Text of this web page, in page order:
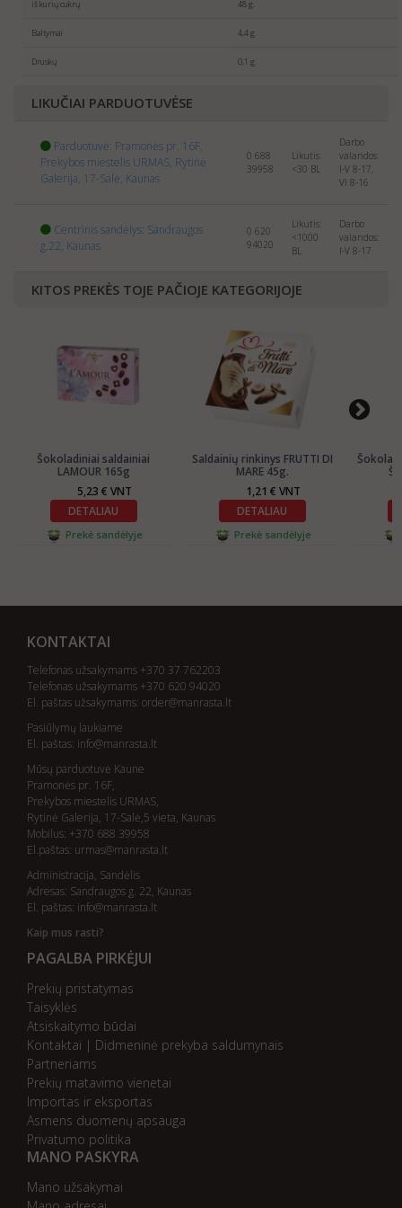
iš kurių cukrų 48 g.
Baltymai 4,4 g.
Druskų 0,1 g.
LIKUČIAI PARDUOTUVĖSE
Parduotuvė: Pramonės pr. 16F,
Prekybos miestelis URMAS, Rytinė
Galerija, 17-Salė, Kaunas
0 688
39958
Likutis:
<30 BL
Darbo
valandos:
I-V 8-17,
VI 8-16
Centrinis sandėlys: Sandraugos
g.22, Kaunas
0 620
94020
Likutis:
<1000
BL
Darbo
valandos:
I-V 8-17
KITOS PREKĖS TOJE PAČIOJE KATEGORIJOJE
Šokoladiniai saldainiai
LAMOUR 165g
5,23 € VNT
DETALIAU
Prekė sandėlyje
Saldainių rinkinys FRUTTI DI
MARE 45g.
1,21 € VNT
DETALIAU
Prekė sandėlyje
KONTAKTAI
Telefonas užsakymams +370 37 762203
Telefonas užsakymams +370 620 94020
El. paštas užsakymams: order@manrasta.lt
Pasiūlymų laukiame
El. paštas: info@manrasta.lt
Mūsų parduotuvė Kaune
Pramonės pr. 16F,
Prekybos miestelis URMAS,
Rytinė Galerija, 17-Salė,5 vieta, Kaunas
Mobilus: +370 688 39958
El.paštas: urmas@manrasta.lt
Administracija, Sandėlis
Adresas: Sandraugos g. 22, Kaunas
El. paštas: info@manrasta.lt
Kaip mus rasti?
PAGALBA PIRKĖJUI
Prekių pristatymas
Taisyklės
Atsiskaitymo būdai
Kontaktai | Didmeninė prekyba saldumynais
Partneriams
Prekių matavimo vienetai
Importas ir eksportas
Asmens duomenų apsauga
Privatumo politika
MANO PASKYRA
Mano užsakymai
For sellers
: We are always searching for new partners
selling
abroad. Please send us the info about
your company and products to:
export@manrasta.lt